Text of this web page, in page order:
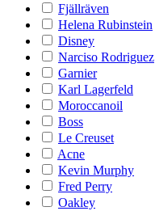
Fjällräven
Helena Rubinstein
Disney
Narciso Rodriguez
Garnier
Karl Lagerfeld
Moroccanoil
Boss
Le Creuset
Acne
Kevin Murphy
Fred Perry
Oakley